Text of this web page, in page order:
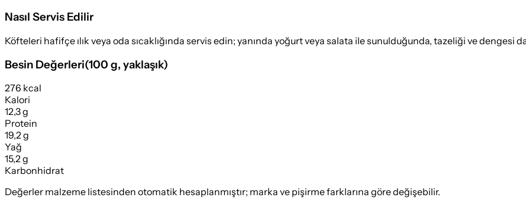
Nasıl Servis Edilir
Köfteleri hafifçe ılık veya oda sıcaklığında servis edin; yanında yoğurt veya salata ile sunulduğunda, tazeliği ve dengesi
Besin Değerleri(100 g, yaklaşık)
276 kcal
Kalori
12,3 g
Protein
19,2 g
Yağ
15,2 g
Karbonhidrat
Değerler malzeme listesinden otomatik hesaplanmıştır; marka ve pişirme farklarına göre değişebilir.